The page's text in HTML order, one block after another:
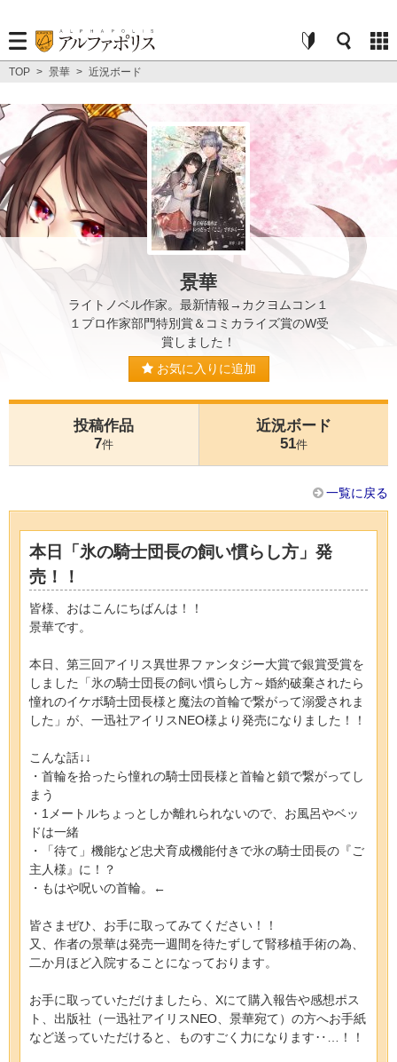
TOP > 景華 > 近況ボード
景華
ライトノベル作家。最新情報→カクヨムコン１
１プロ作家部門特別賞＆コミカライズ賞のW受
賞しました！
お気に入りに追加
投稿作品
7件
近況ボード
51件
一覧に戻る
本日「氷の騎士団長の飼い慣らし方」発
売！！
皆様、おはこんにちばんは！！
景華です。
本日、第三回アイリス異世界ファンタジー大賞で銀賞受賞を
しました「氷の騎士団長の飼い慣らし方～婚約破棄されたら
憧れのイケボ騎士団長様と魔法の首輪で繋がって溺愛されま
した」が、一迅社アイリスNEO様より発売になりました！！
こんな話↓↓
・首輪を拾ったら憧れの騎士団長様と首輪と鎖で繋がってし
まう
・1メートルちょっとしか離れられないので、お風呂やベッ
ドは一緒
・「待て」機能など忠犬育成機能付きで氷の騎士団長の『ご
主人様』に！？
・もはや呪いの首輪。←
皆さまぜひ、お手に取ってみてください！！
又、作者の景華は発売一週間を待たずして腎移植手術の為、
二か月ほど入院することになっております。
お手に取っていただけましたら、Xにて購入報告や感想ポス
ト、出版社（一迅社アイリスNEO、景華宛て）の方へお手紙
など送っていただけると、ものすごく力になります‥…！！